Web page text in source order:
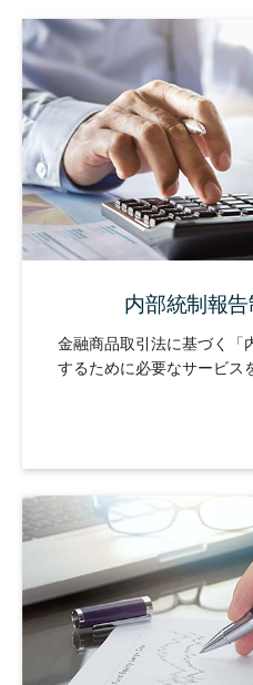
内部統制報
金融商品取引法に基づく「
するために必要なサービス